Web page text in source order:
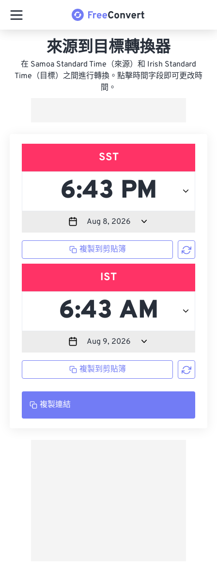
來源到目標轉換器
在 Samoa Standard Time（來源）和 Irish Standard
Time（目標）之間進行轉換。點擊時間字段即可更改時
間。
SST
複製到剪貼簿
IST
複製到剪貼簿
複製連結